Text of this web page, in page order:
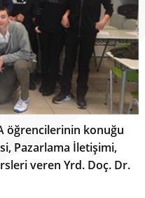
öğrencilerinin konuğu
Pazarlama İletişimi,
veren Yrd. Doç. Dr.